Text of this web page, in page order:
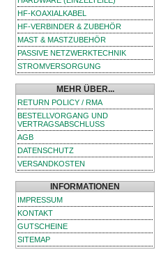
HF-KOAXIALKABEL
HF-VERBINDER & ZUBEHÖR
MAST & MASTZUBEHÖR
PASSIVE NETZWERKTECHNIK
STROMVERSORGUNG
MEHR ÜBER...
RETURN POLICY / RMA
BESTELLVORGANG UND
VERTRAGSABSCHLUSS
AGB
DATENSCHUTZ
VERSANDKOSTEN
INFORMATIONEN
IMPRESSUM
KONTAKT
GUTSCHEINE
SITEMAP